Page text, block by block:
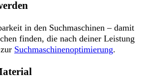
in den Suchmaschinen – damit
finden, die nach deiner Leistung
Suchmaschinenoptimierung.